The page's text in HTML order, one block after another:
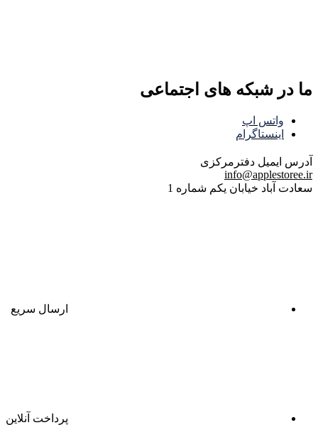
ما در شبکه های اجتماعی
واتس اپ
اینستاگرام
آدرس ایمیل دفترمرکزی
info@applestoree.ir
سعادت آباد خیابان یکم شماره 1
ارسال سریع
پرداخت آنلاین